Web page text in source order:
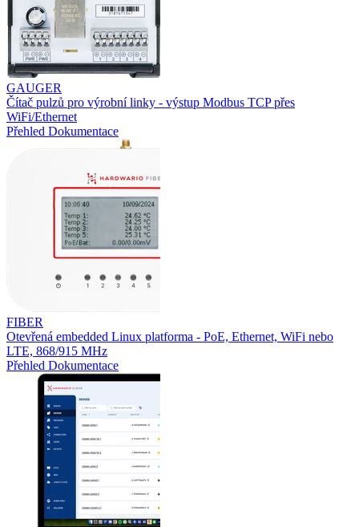
GAUGER
Čítač pulzů pro výrobní linky - výstup Modbus TCP přes
WiFi/Ethernet
Přehled Dokumentace
FIBER
Otevřená embedded Linux platforma - PoE, Ethernet, WiFi nebo
LTE, 868/915 MHz
Přehled Dokumentace